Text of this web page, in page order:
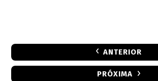
ANTERIOR
PRÓXIMA